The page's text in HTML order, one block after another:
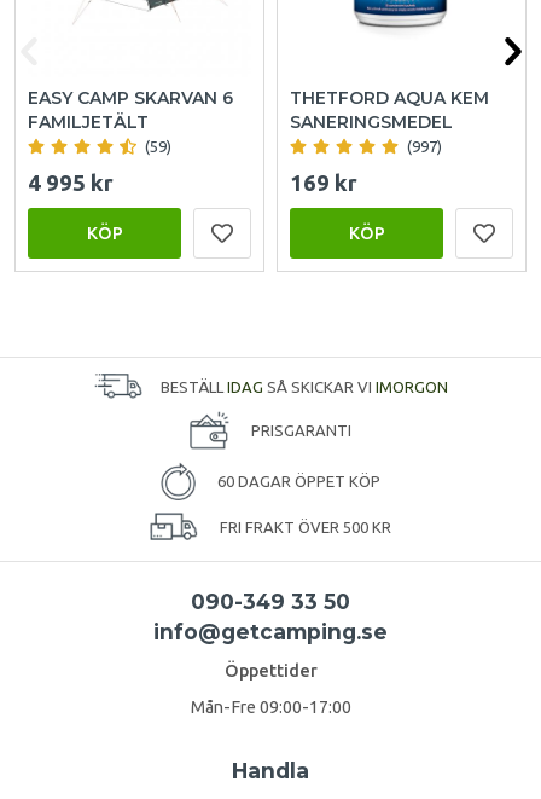
EASY CAMP SKARVAN 6
FAMILJETÄLT
(59)
4 995 kr
KÖP
THETFORD AQUA KEM
SANERINGSMEDEL
(997)
169 kr
KÖP
BESTÄLL IDAG SÅ SKICKAR VI IMORGON
PRISGARANTI
60 DAGAR ÖPPET KÖP
FRI FRAKT ÖVER 500 KR
090-349 33 50
info@getcamping.se
Öppettider
Mån-Fre 09:00-17:00
Handla